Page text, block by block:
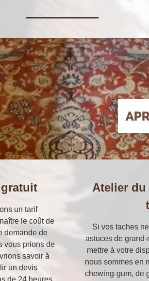
un tarif
le coût de
demande de
vous prions de
savoir à
un devis
de 24 heures.
Atelier du
Si vos taches
astuces de
mettre à votre
nous sommes en
chewing-gum, de